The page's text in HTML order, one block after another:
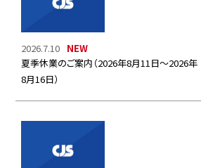
2026.7.10
夏季休業のご案内（2026年8月11日～2026年
8月16日）